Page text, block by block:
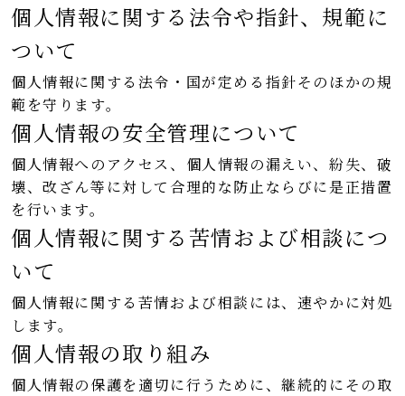
個人情報に関する法令や指針、規範に
ついて
個人情報に関する法令・国が定める指針そのほかの規
範を守ります。
個人情報の安全管理について
個人情報へのアクセス、個人情報の漏えい、紛失、破
壊、改ざん等に対して合理的な防止ならびに是正措置
を行います。
個人情報に関する苦情および相談につ
いて
個人情報に関する苦情および相談には、速やかに対処
します。
個人情報の取り組み
個人情報の保護を適切に行うために、継続的にその取